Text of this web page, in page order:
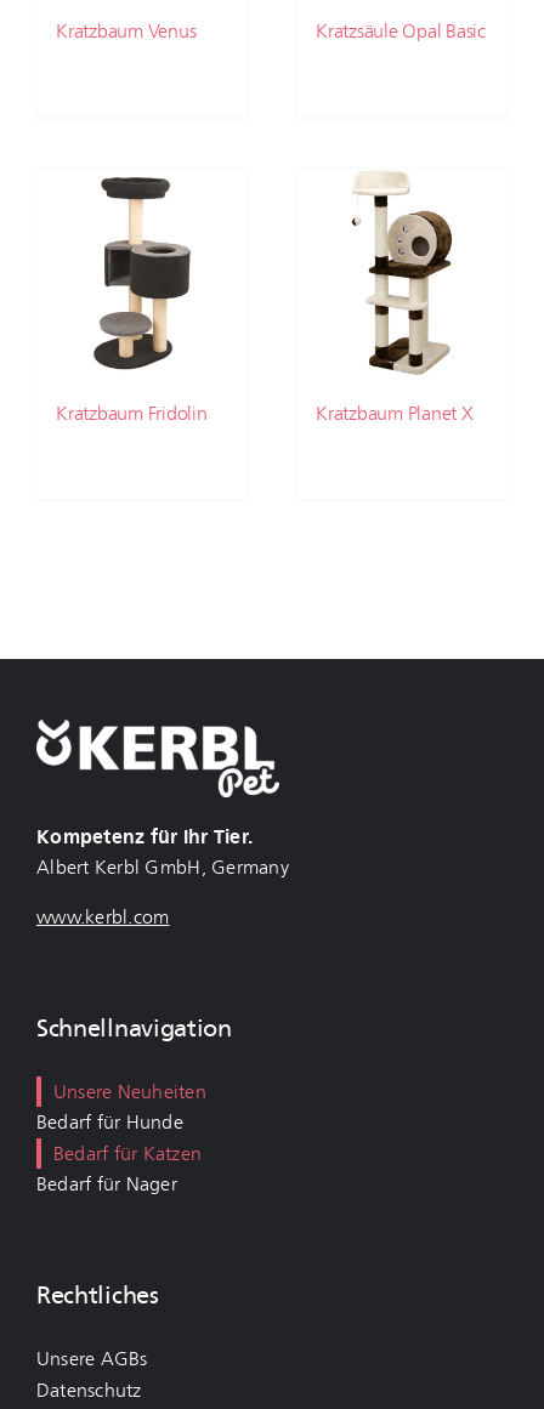
Kratzbaum Venus Kratzsäule Opal Basic
Kratzbaum Fridolin Kratzbaum Planet X
Kompetenz für Ihr Tier.
Albert Kerbl GmbH, Germany
www.kerbl.com
Schnellnavigation
Unsere Neuheiten
Bedarf für Hunde
Bedarf für Katzen
Bedarf für Nager
Rechtliches
Unsere AGBs
Datenschutz